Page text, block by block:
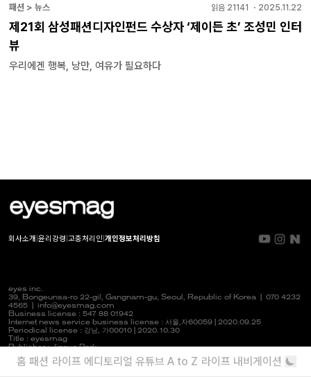
패션 > 뉴스 읽음 21141 ・ 2025.11.22
제21회 삼성패션디자인펀드 수상자 ‘제이든 초’ 조성민 인터
뷰
우리에겐 행복, 낭만, 여유가 필요하다
회사소개 윤리강령 고충처리인 개인정보처리방침
eyes inc.
39, Bongeunsa-ro 22-gil, Gangnam-gu, Seoul, Republic of Korea | 070 4232
4565
info@eyesmag.com
Business license : 547 88 01942
Internet news service business license : 서울,자60059 | 2020.09.25
Periodical license : 강남, 가00010 | 2020.10.30
Title : eyesmag
Publisher : Jinpyo Park
News manager & Editorial officer : Youlim Heo
홈 패션 라이프 에디토리얼 유튜브 A to Z 라이프 내비게이션